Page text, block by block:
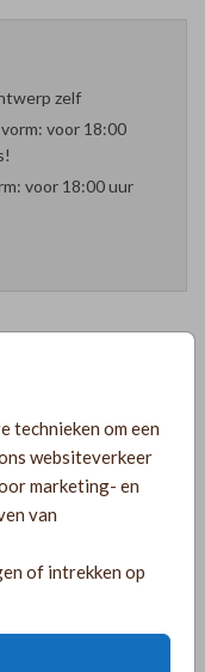
technieken om een
websiteverkeer
marketing- en
van
of intrekken op
zelf
voor 18:00
voor 18:00 uur
Pas dit kaartje